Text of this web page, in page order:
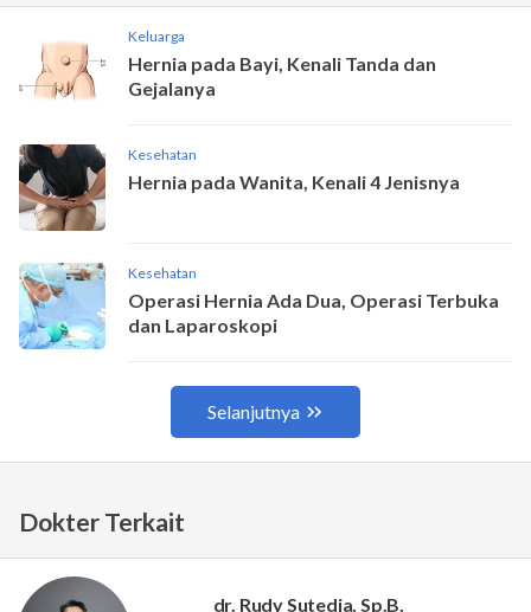
Dokter Terkait